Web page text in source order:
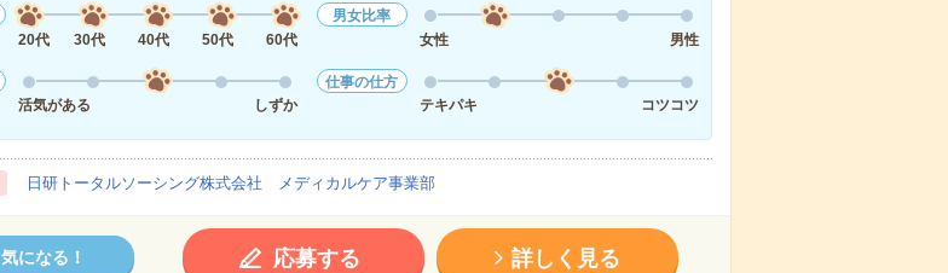
20代
30代 40代 50代 60代
男女比率
女性
男性
活気がある
しずか
仕事の仕方
テキパキ
コツコツ
日研トータルソーシング株式会社 メディカルケア事業部
気になる！ 応募する 詳しく見る